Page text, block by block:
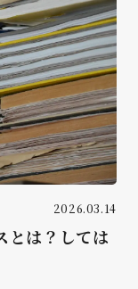
2026.03.14
とは？しては